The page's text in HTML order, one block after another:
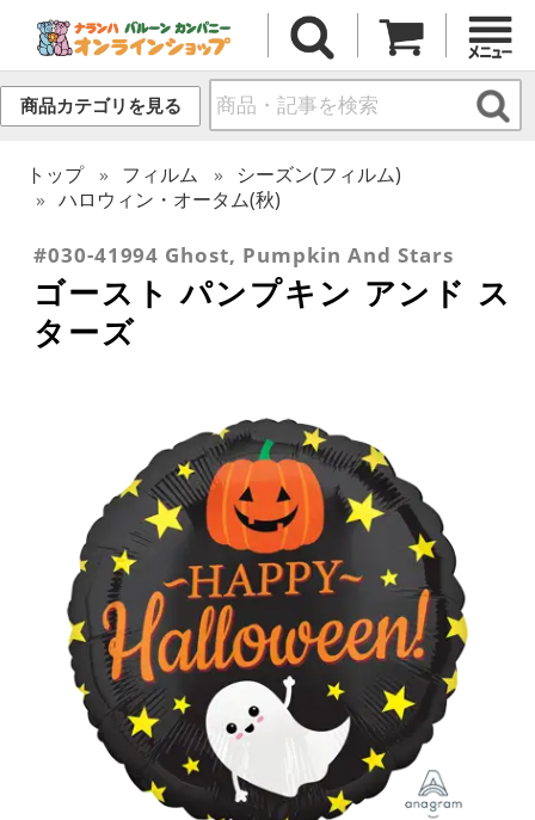
商品カテゴリを見る
トップ フィルム
シーズン(フィルム)
ハロウィン・オータム(秋)
#030-41994 Ghost, Pumpkin And Stars
ゴースト パンプキン アンド ス
ターズ